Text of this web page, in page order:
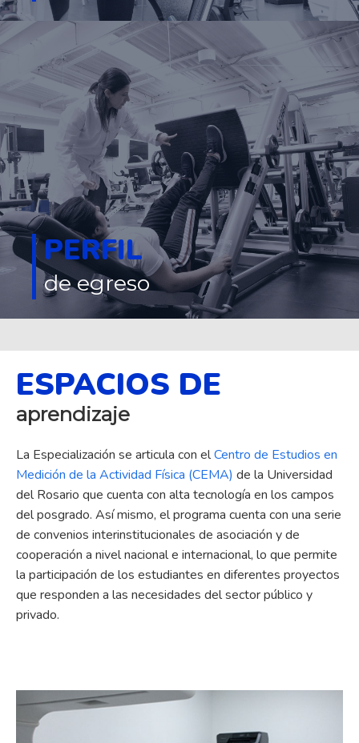
PERFIL
de egreso
ESPACIOS DE
aprendizaje
La Especialización se articula con elCentro de Estudios en
Medición de la Actividad Física (CEMA) de la Universidad
del Rosario que cuenta con alta tecnología en los campos
del posgrado. Así mismo, el programa cuenta con una serie
de convenios interinstitucionales de asociación y de
cooperación a nivel nacional e internacional, lo que permite
la participación de los estudiantes en diferentes proyectos
que responden a las necesidades del sector público y
privado.